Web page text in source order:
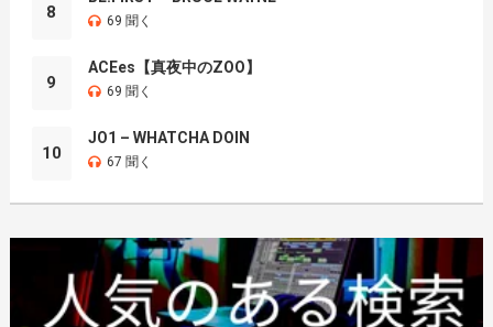
8 69 聞く
9
ACEes【真夜中のZOO】
69 聞く
10
JO1 – WHATCHA DOIN
67 聞く